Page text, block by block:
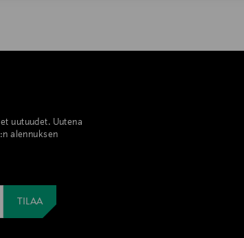
uutuudet. Uutena
alennuksen